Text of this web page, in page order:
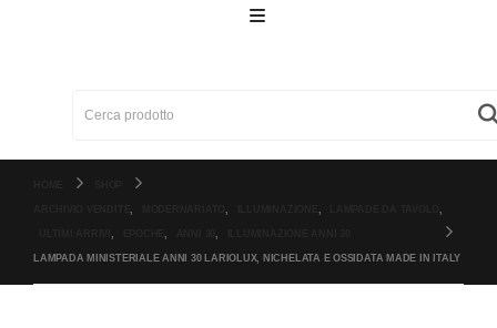
LAMPADA MINISTERIALE ANNI 30 LARIOLUX, NICHELATA E OSSIDATA MADE IN ITALY